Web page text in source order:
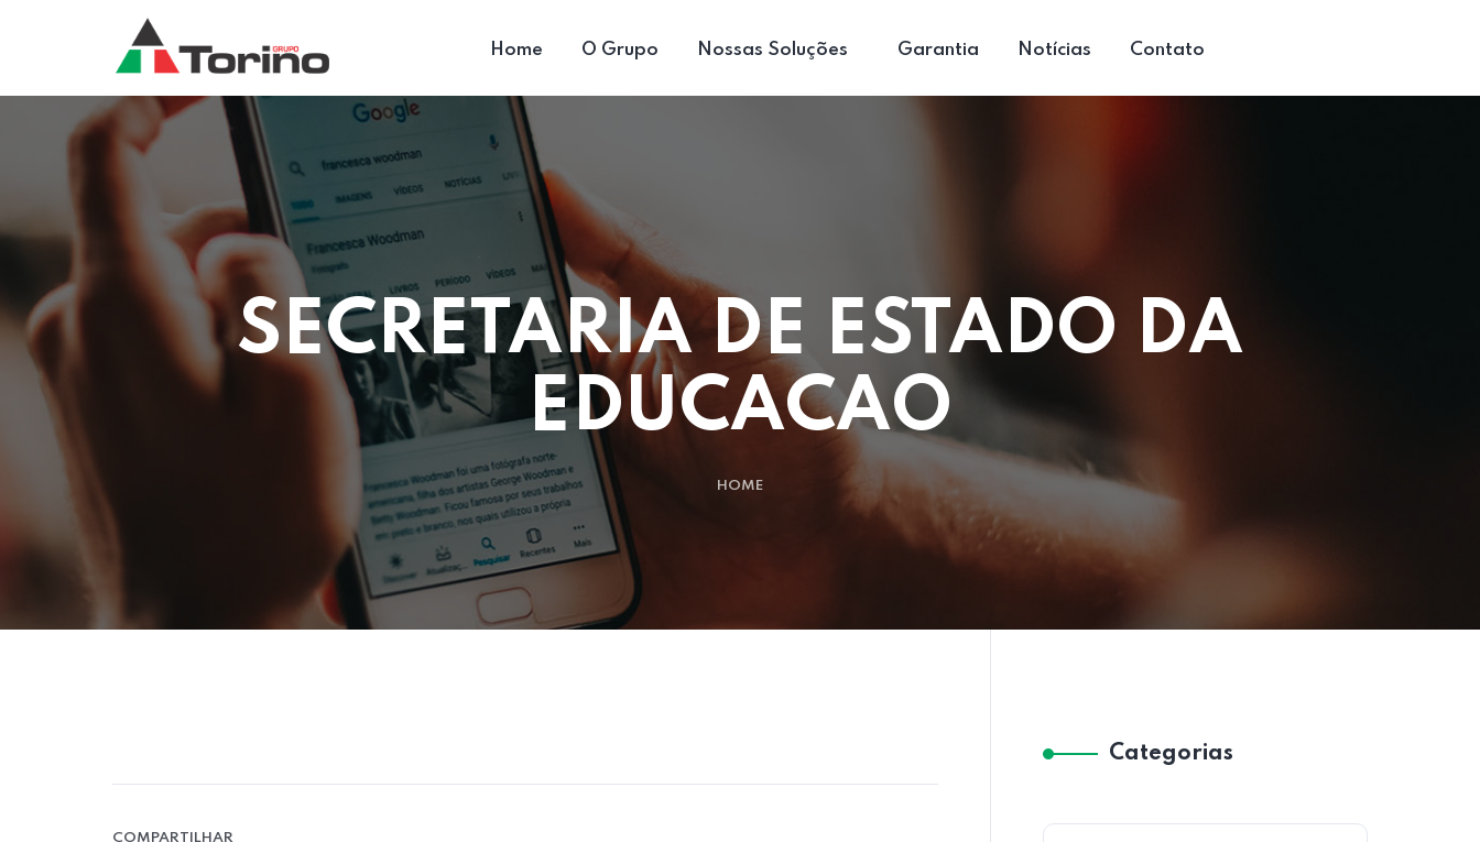
Home O Grupo Nossas Soluções Garantia Notícias Contato
SECRETARIA DE ESTADO DA
EDUCACAO
HOME
COMPARTILHAR
Categorias